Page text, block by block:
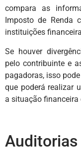
compara as
Imposto de Renda
instituições
Se houver
pelo contribuinte e
pagadoras, isso
que poderá realizar
a situação financeira